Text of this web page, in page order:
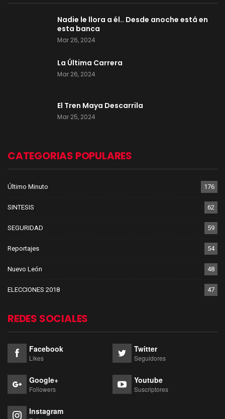
Nadie le llora a él.. Desde anoche está en
esta banca
Mar 26, 2024
La Última Carrera
Mar 26, 2024
El Tren Maya Descarrila
Mar 25, 2024
CATEGORIAS POPULARES
Último Minuto 176
SINTESIS 62
SEGURIDAD 59
Reportajes 54
Nuevo León 48
ELECCIONES 2018 47
REDES SOCIALES
Facebook
Likes
Twitter
Seguidores
Google+
Followers
Youtube
Suscriptores
Instagram